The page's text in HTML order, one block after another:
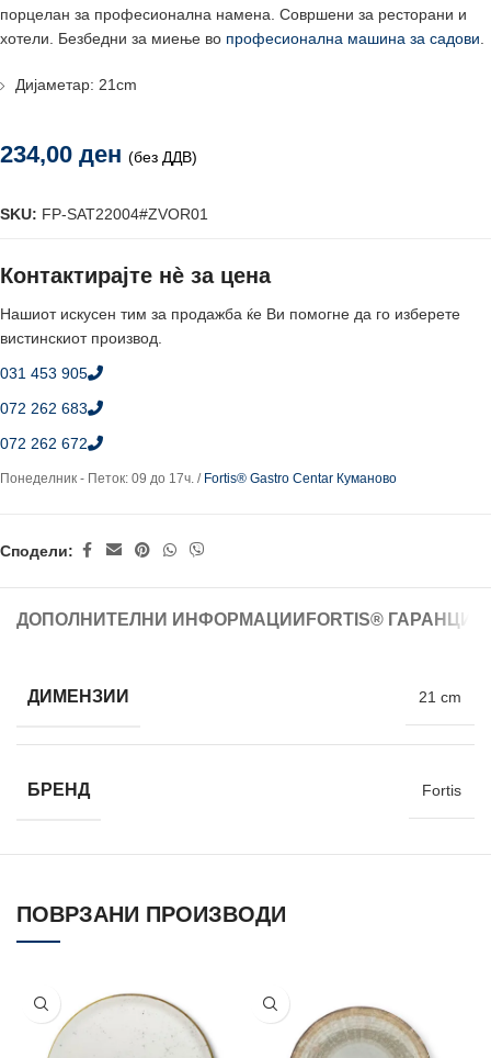
порцелан за професионална намена. Совршени за ресторани и
хотели. Безбедни за миење во професионална машина за садови
Дијаметар: 21cm
234,00 ден (без ДДВ)
SKU: FP-SAT22004#ZVOR01
Контактирајте нè за цена
Нашиот искусен тим за продажба ќе Ви помогне да го изберете
вистинскиот производ.
031 453 905
072 262 683
072 262 672
Понеделник - Петок: 09 до 17ч. / Fortis® Gastro Centar Куманово
Сподели:
ДОПОЛНИТЕЛНИ ИНФОРМАЦИИ FORTIS®
ДИМЕНЗИИ 21 cm
БРЕНД Fortis
ПОВРЗАНИ ПРОИЗВОДИ